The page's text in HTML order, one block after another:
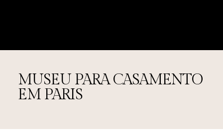
MUSEU PARA CASAMENTO
EM PARIS